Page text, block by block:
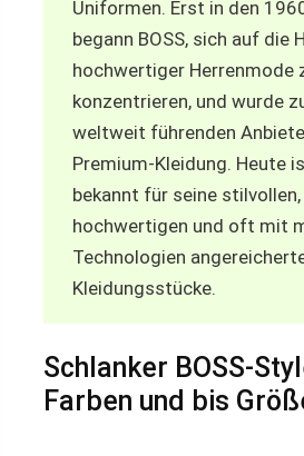
Uniformen. Erst in den
begann BOSS, sich auf die
hochwertiger Herrenmode
konzentrieren, und wurde
weltweit führenden
Premium-Kleidung. Heute
bekannt für seine
hochwertigen und oft mit
Technologien
Kleidungsstücke.
Schlanker BOSS-
Farben und bis